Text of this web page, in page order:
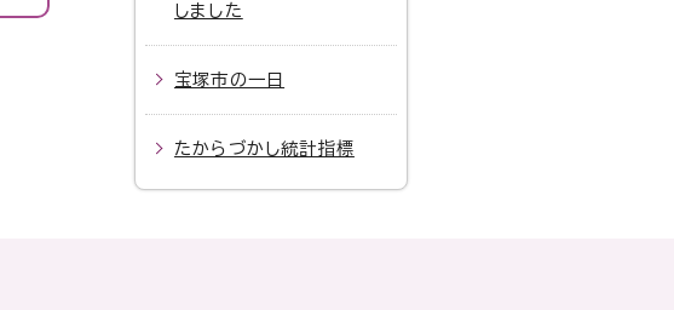
しました
宝塚市の一日
たからづかし統計指標